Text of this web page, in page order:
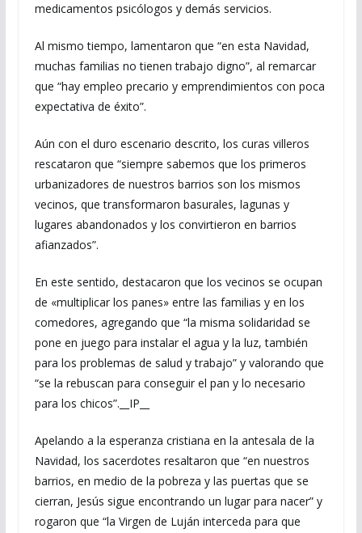
medicamentos psicólogos y demás servicios.
Al mismo tiempo, lamentaron que “en esta Navidad,
muchas familias no tienen trabajo digno”, al remarcar
que “hay empleo precario y emprendimientos con poca
expectativa de éxito”.
Aún con el duro escenario descrito, los curas villeros
rescataron que “siempre sabemos que los primeros
urbanizadores de nuestros barrios son los mismos
vecinos, que transformaron basurales, lagunas y
lugares abandonados y los convirtieron en barrios
afianzados”.
En este sentido, destacaron que los vecinos se ocupan
de «multiplicar los panes» entre las familias y en los
comedores, agregando que “la misma solidaridad se
pone en juego para instalar el agua y la luz, también
para los problemas de salud y trabajo” y valorando que
“se la rebuscan para conseguir el pan y lo necesario
para los chicos”.__IP__
Apelando a la esperanza cristiana en la antesala de la
Navidad, los sacerdotes resaltaron que “en nuestros
barrios, en medio de la pobreza y las puertas que se
cierran, Jesús sigue encontrando un lugar para nacer” y
rogaron que “la Virgen de Luján interceda para que